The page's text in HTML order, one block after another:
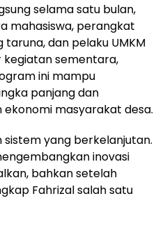
selama satu bulan,
mahasiswa, perangkat
taruna, dan pelaku UMKM
kegiatan sementara,
ini mampu
panjang dan
masyarakat desa.
sistem yang berkelanjutan.
inovasi
bahkan setelah
Fahrizal salah satu